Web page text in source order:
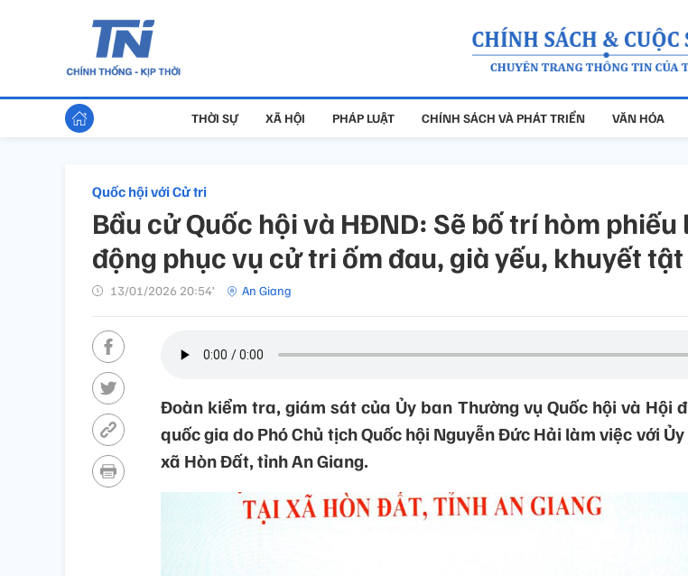
THỜI SỰ XÃ HỘI PHÁP LUẬT CHÍNH SÁCH VÀ PHÁT TRIỂN VĂN HÓA
Quốc hội với Cử tri
Bầu cử Quốc hội và HĐND: Sẽ bố trí hòm phiếu
động phục vụ cử tri ốm đau, già yếu, khuyết tật
13/01/2026 20:54’ An Giang
Đoàn kiểm tra, giám sát của Ủy ban Thường vụ Quốc hội và Hội
quốc gia do Phó Chủ tịch Quốc hội Nguyễn Đức Hải làm việc với
xã Hòn Đất, tỉnh An Giang.